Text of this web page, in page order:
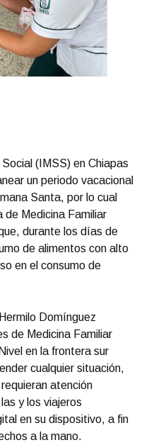
(IMSS) en Chiapas
un periodo vacacional
Santa, por lo cual
de Medicina Familiar
durante los días de
de alimentos con alto
en el consumo de
Domínguez
de Medicina Familiar
en la frontera sur
cualquier situación,
atención
y los viajeros
en su dispositivo, a fin
a la mano.